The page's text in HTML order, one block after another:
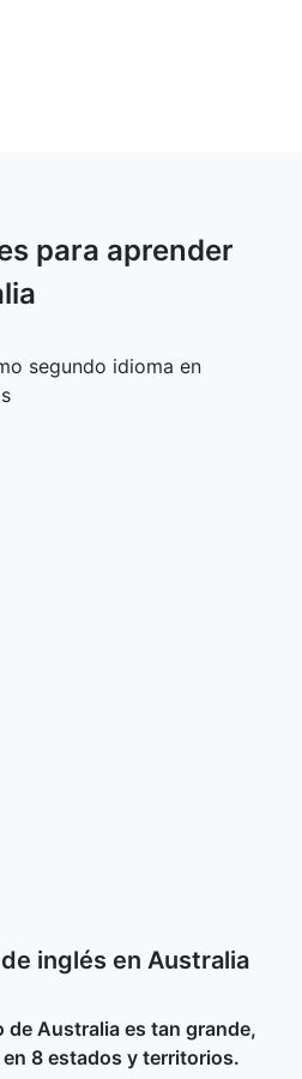
para aprender
segundo idioma en
inglés en Australia
de Australia es tan grande,
8 estados y territorios.